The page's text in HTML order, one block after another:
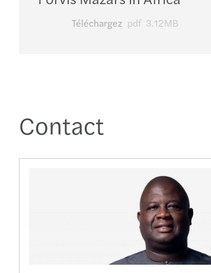
Téléchargez pdf 3.12MB
Contact